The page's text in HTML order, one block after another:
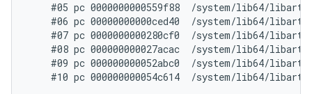
#05 pc 0000000000559f88  /system/lib64/
#06 pc 00000000000ced40  /system/lib64/
#07 pc 0000000000280cf0  /system/lib64/
#08 pc 000000000027acac  /system/lib64/
#09 pc 000000000052abc0  /system/lib64/